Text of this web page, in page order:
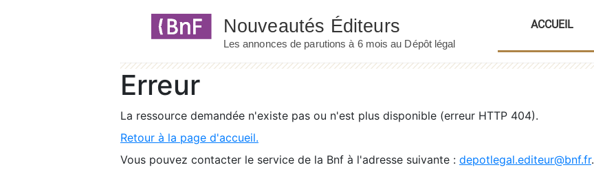
ACCUEIL
Erreur
La ressource demandée n'existe pas ou n'est plus disponible (erreur HTTP 404).
Retour à la page d'accueil.
Vous pouvez contacter le service de la Bnf à l'adresse suivante : depotlegal.editeur@bnf.fr.